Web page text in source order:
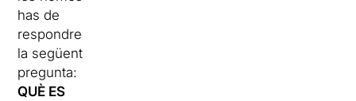
has de
respondre
la següent
pregunta:
QUÈ ES